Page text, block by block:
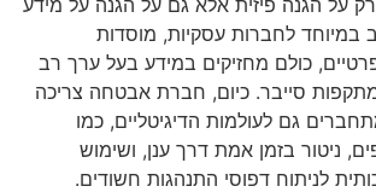
במיוחד לחברות עסקיות, מוסדות
כולם מחזיקים במידע בעל ערך רב
סייבר. כיום, חברת אבטחה צריכה
גם לעולמות הדיגיטליים, כמו
ניטור בזמן אמת דרך ענן, ושימוש
לניתוח דפוסי התנהגות חשודים.